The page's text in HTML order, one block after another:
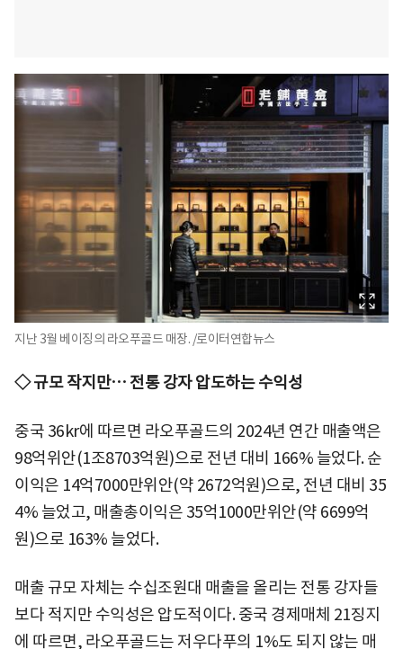
지난 3월 베이징의 라오푸골드 매장. /로이터연합뉴스
◇ 규모 작지만… 전통 강자 압도하는 수익성
중국 36kr에 따르면 라오푸골드의 2024년 연간 매출액은
98억위안(1조8703억원)으로 전년 대비 166% 늘었다. 순
이익은 14억7000만위안(약 2672억원)으로, 전년 대비 35
4% 늘었고, 매출총이익은 35억1000만위안(약 6699억
원)으로 163% 늘었다.
매출 규모 자체는 수십조원대 매출을 올리는 전통 강자들
보다 적지만 수익성은 압도적이다. 중국 경제매체 21징지
에 따르면, 라오푸골드는 저우다푸의 1%도 되지 않는 매